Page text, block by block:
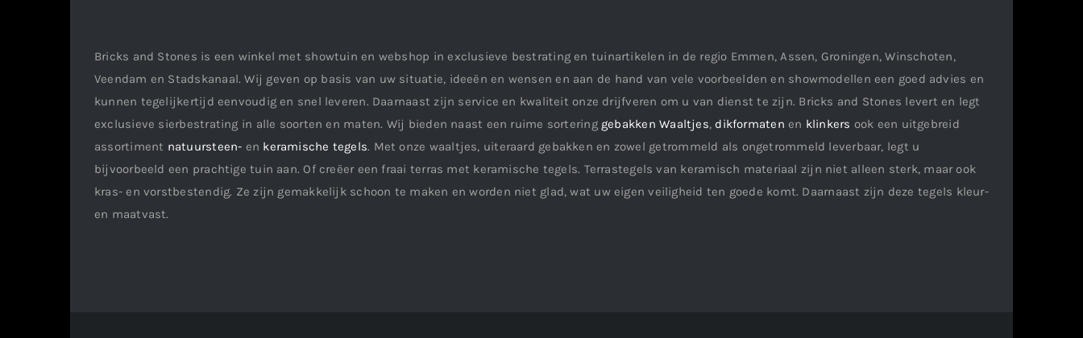
Bricks and Stones is een winkel met showtuin en webshop in exclusieve bestrating en tuinartikelen in de regio Emmen, Assen, Groningen, Winschoten,
Veendam en Stadskanaal. Wij geven op basis van uw situatie, ideeën en wensen en aan de hand van vele voorbeelden en showmodellen een goed advies en
kunnen tegelijkertijd eenvoudig en snel leveren. Daarnaast zijn service en kwaliteit onze drijfveren om u van dienst te zijn. Bricks and Stones levert en legt
exclusieve sierbestrating in alle soorten en maten. Wij bieden naast een ruime sortering gebakken Waaltjes, dikformaten en klinkers ook een uitgebreid
assortiment natuursteen- en keramische tegels. Met onze waaltjes, uiteraard gebakken en zowel getrommeld als ongetrommeld leverbaar, legt u
bijvoorbeeld een prachtige tuin aan. Of creëer een fraai terras met keramische tegels. Terrastegels van keramisch materiaal zijn niet alleen sterk, maar ook
kras- en vorstbestendig. Ze zijn gemakkelijk schoon te maken en worden niet glad, wat uw eigen veiligheid ten goede komt. Daarnaast zijn deze tegels kleur-
en maatvast.